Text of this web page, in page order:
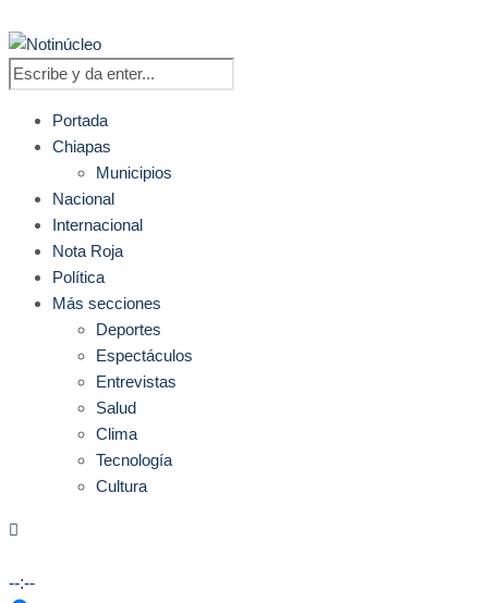
Portada
Chiapas
Municipios
Nacional
Internacional
Nota Roja
Política
Más secciones
Deportes
Espectáculos
Entrevistas
Salud
Clima
Tecnología
Cultura
--:--